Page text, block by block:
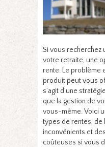
Si vous recherchez
votre retraite, une
rente. Le problème
produit peut vous
s’agit d’une
que la gestion de
vous-même. Voici
types de rentes, de
inconvénients et
coûteuses si vous